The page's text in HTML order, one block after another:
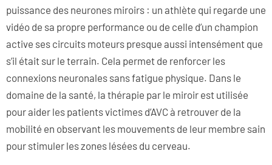
puissance des neurones miroirs : un athlète qui regarde une
vidéo de sa propre performance ou de celle d’un champion
active ses circuits moteurs presque aussi intensément que
s’il était sur le terrain. Cela permet de renforcer les
connexions neuronales sans fatigue physique. Dans le
domaine de la santé, la thérapie par le miroir est utilisée
pour aider les patients victimes d’AVC à retrouver de la
mobilité en observant les mouvements de leur membre sain
pour stimuler les zones lésées du cerveau.